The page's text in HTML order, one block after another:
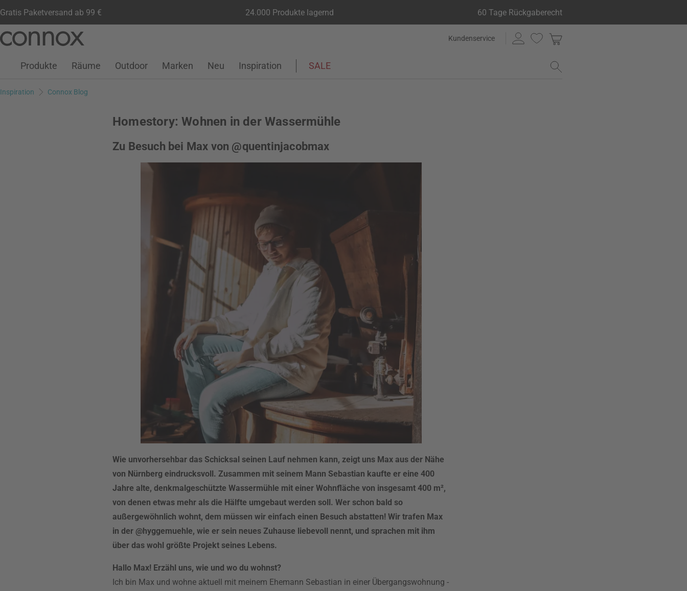
Gratis Paketversand ab 99 € 24.000 Produkte lagernd 60 Tage Rückgaberecht
Seiteninhalt
Suchfeld
Kundenservice
Kundenkonto
Wunschliste
Warenkorb
Produkte Räume Outdoor Marken Neu Inspiration SALE
Inspiration Connox Blog
Homestory: Wohnen in der Wassermühle
Zu Besuch bei Max von @quentinjacobmax
Wie unvorhersehbar das Schicksal seinen Lauf nehmen kann, zeigt uns Max aus der Nähe
von Nürnberg eindrucksvoll. Zusammen mit seinem Mann Sebastian kaufte er eine 400
Jahre alte, denkmalgeschützte Wassermühle mit einer Wohnfläche von insgesamt 400 m²,
von denen etwas mehr als die Hälfte umgebaut werden soll. Wer schon bald so
außergewöhnlich wohnt, dem müssen wir einfach einen Besuch abstatten! Wir trafen Max
in der @hyggemuehle, wie er sein neues Zuhause liebevoll nennt, und sprachen mit ihm
über das wohl größte Projekt seines Lebens.
Hallo Max! Erzähl uns, wie und wo du wohnst?
Ich bin Max und wohne aktuell mit meinem Ehemann Sebastian in einer Übergangswohnung -